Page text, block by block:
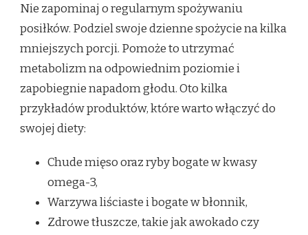
Nie zapominaj o regularnym spożywaniu
posiłków. Podziel swoje dzienne spożycie na kilka
mniejszych porcji. Pomoże to utrzymać
metabolizm na odpowiednim poziomie i
zapobiegnie napadom głodu. Oto kilka
przykładów produktów, które warto włączyć do
swojej diety:
Chude mięso oraz ryby bogate w kwasy
omega-3,
Warzywa liściaste i bogate w błonnik,
Zdrowe tłuszcze, takie jak awokado czy